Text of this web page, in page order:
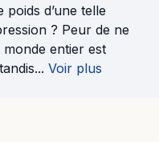
d’une telle
? Peur de ne
entier est
Voir plus